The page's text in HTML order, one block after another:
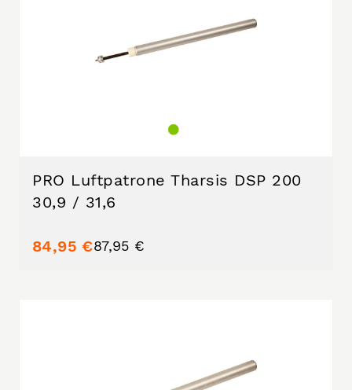
PRO Luftpatrone Tharsis DSP 200
30,9 / 31,6
84,95 €87,95 €